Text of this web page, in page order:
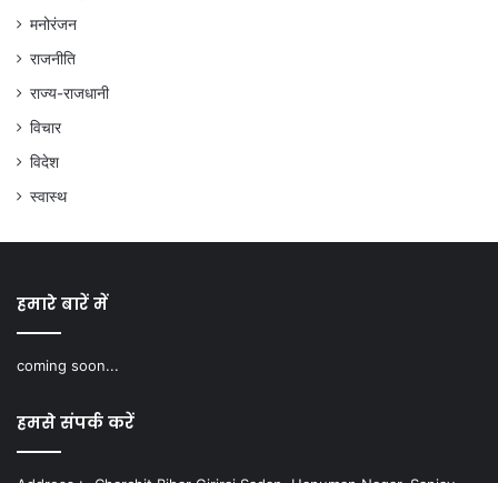
मनोरंजन
राजनीति
राज्य-राजधानी
विचार
विदेश
स्वास्थ
हमारे बारें में
coming soon...
हमसे संपर्क करें